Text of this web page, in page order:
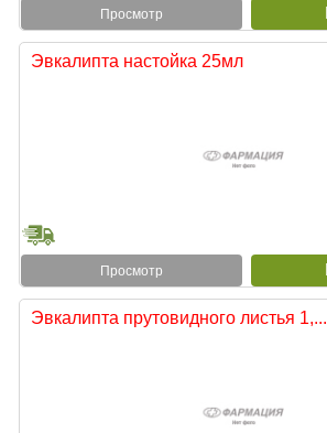
Просмотр
Эвкалипта настойка 25мл
Просмотр
Эвкалипта прутовидного листья 1,...